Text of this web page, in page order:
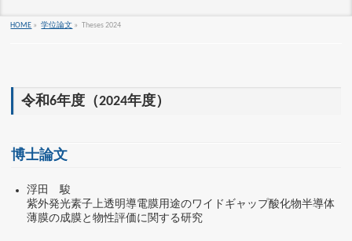
HOME » 学位論文 » Theses 2024
令和6年度（2024年度）
博士論文
浮田 駿
紫外発光素子上透明導電膜用途のワイドギャップ酸化物半導体
薄膜の成膜と物性評価に関する研究